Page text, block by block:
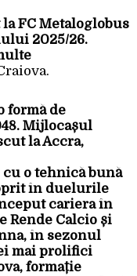
FC Metaloglobus
2025/26.
formă de
Mijlocașul
la Accra,
o tehnică bună
în duelurile
cariera în
Rende Calcio și
în sezonul
mai prolifici
formație